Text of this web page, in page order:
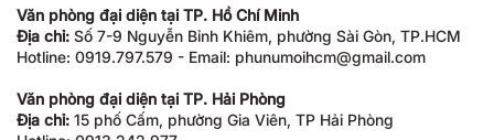
Văn phòng đại diện tại TP. Hồ Chí Minh
Địa chỉ: Số 7-9 Nguyễn Bỉnh Khiêm, phường Sài Gòn, TP.HCM
Hotline: 0919.797.579 - Email: phunumoihcm@gmail.com
Văn phòng đại diện tại TP. Hải Phòng
Địa chỉ: 15 phố Cấm, phường Gia Viên, TP Hải Phòng